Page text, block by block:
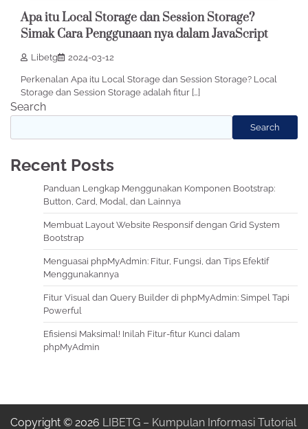
Apa itu Local Storage dan Session Storage?
Simak Cara Penggunaan nya dalam JavaScript
Libetg 2024-03-12
Perkenalan Apa itu Local Storage dan Session Storage? Local
Storage dan Session Storage adalah fitur […]
Search
Search
Recent Posts
Panduan Lengkap Menggunakan Komponen Bootstrap:
Button, Card, Modal, dan Lainnya
Membuat Layout Website Responsif dengan Grid System
Bootstrap
Menguasai phpMyAdmin: Fitur, Fungsi, dan Tips Efektif
Menggunakannya
Fitur Visual dan Query Builder di phpMyAdmin: Simpel Tapi
Powerful
Efisiensi Maksimal! Inilah Fitur-fitur Kunci dalam
phpMyAdmin
Copyright © 2026 LIBETG – Kumpulan Informasi Tutorial